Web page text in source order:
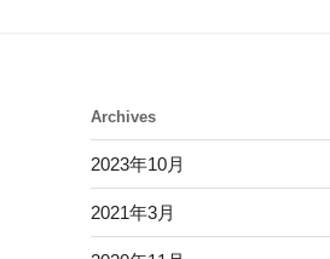
Archives
2023年10月
2021年3月